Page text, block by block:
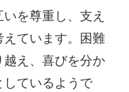
を尊重し、支え
ています。困難
え、喜びを分か
しているようで